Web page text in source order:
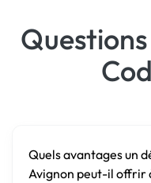
Quels avantages un
Avignon peut-il offrir